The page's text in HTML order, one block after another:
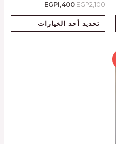
تم
التقييم
0
من
EGP2,100
EGP1,400
تحديد أحد الخيارات